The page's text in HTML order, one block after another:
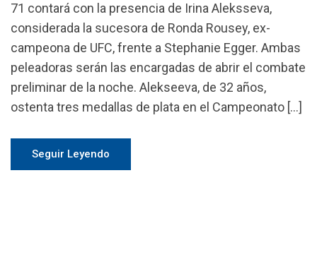
71 contará con la presencia de Irina Aleksseva,
considerada la sucesora de Ronda Rousey, ex-
campeona de UFC, frente a Stephanie Egger. Ambas
peleadoras serán las encargadas de abrir el combate
preliminar de la noche. Alekseeva, de 32 años,
ostenta tres medallas de plata en el Campeonato […]
Seguir Leyendo